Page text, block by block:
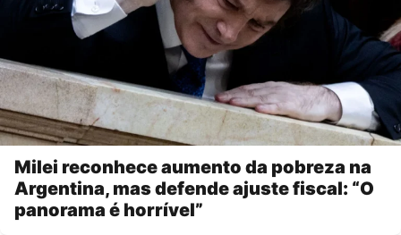
Milei reconhece aumento da pobreza na
Argentina, mas defende ajuste fiscal: “O
panorama é horrível”